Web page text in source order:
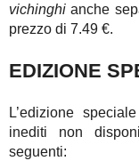
vichinghi anche
prezzo di 7.49 €.
EDIZIONE
L’edizione
inediti non
seguenti: